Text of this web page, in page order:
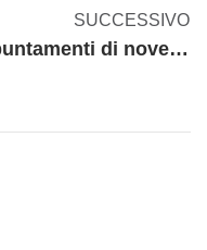
SUCCESSIVO
Appuntamenti di novembre